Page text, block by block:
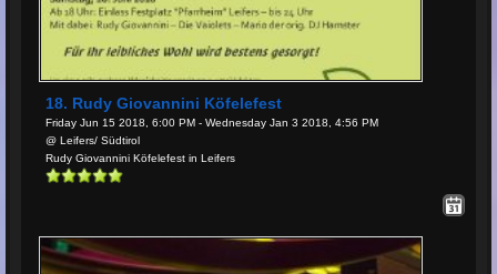
18. Rudy Giovannini Köfelefest
Friday Jun 15 2018, 6:00 PM - Wednesday Jan 3 2018, 4:56 PM
@ Leifers/ Südtirol
Rudy Giovannini Köfelefest in Leifers